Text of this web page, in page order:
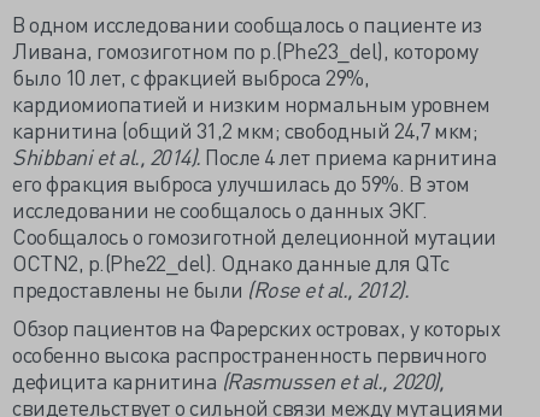
В одном исследовании сообщалось о пациенте из
Ливана, гомозиготном по p.(Phe23_del), которому
было 10 лет, с фракцией выброса 29%,
кардиомиопатией и низким нормальным уровнем
карнитина (общий 31,2 мкм; свободный 24,7 мкм;
Shibbani et al., 2014). После 4 лет приема карнитина
его фракция выброса улучшилась до 59%. В этом
исследовании не сообщалось о данных ЭКГ.
Сообщалось о гомозиготной делеционной мутации
OCTN2, p.(Phe22_del). Однако данные для QTc
предоставлены не были (Rose et al., 2012).
Обзор пациентов на Фарерских островах, у которых
особенно высока распространенность первичного
дефицита карнитина (Rasmussen et al., 2020),
свидетельствует о сильной связи между мутациями